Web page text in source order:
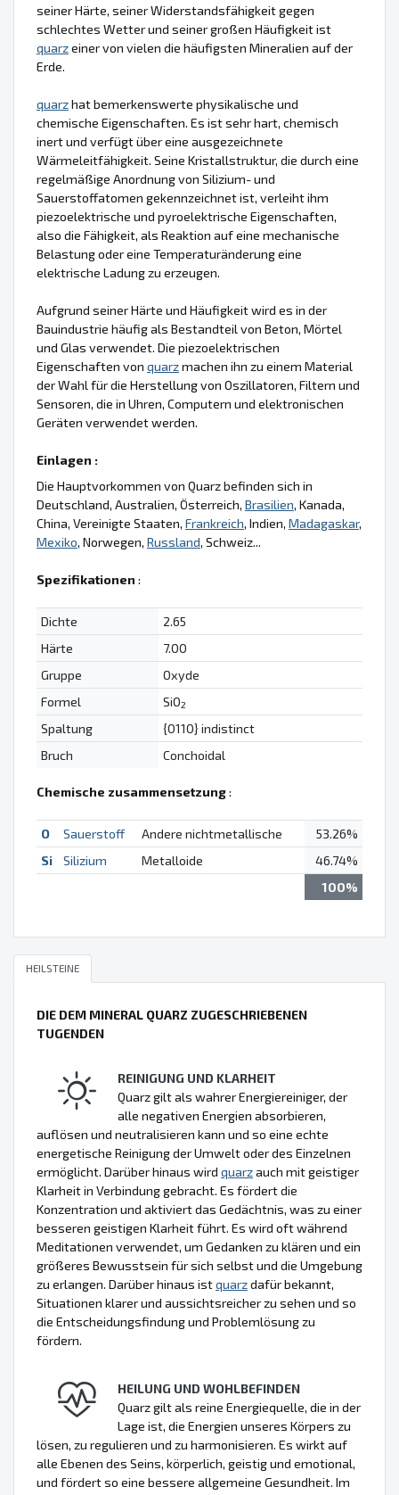
seiner Härte, seiner Widerstandsfähigkeit gegen
schlechtes Wetter und seiner großen Häufigkeit ist
quarzeiner von vielen die häufigsten Mineralien auf der
Erde.
quarzhat bemerkenswerte physikalische und
chemische Eigenschaften. Es ist sehr hart, chemisch
inert und verfügt über eine ausgezeichnete
Wärmeleitfähigkeit. Seine Kristallstruktur, die durch eine
regelmäßige Anordnung von Silizium- und
Sauerstoffatomen gekennzeichnet ist, verleiht ihm
piezoelektrische und pyroelektrische Eigenschaften,
also die Fähigkeit, als Reaktion auf eine mechanische
Belastung oder eine Temperaturänderung eine
elektrische Ladung zu erzeugen.
Aufgrund seiner Härte und Häufigkeit wird es in der
Bauindustrie häufig als Bestandteil von Beton, Mörtel
und Glas verwendet. Die piezoelektrischen
Eigenschaften von quarzmachen ihn zu einem Material
der Wahl für die Herstellung von Oszillatoren, Filtern und
Sensoren, die in Uhren, Computern und elektronischen
Geräten verwendet werden.
Einlagen :
Die Hauptvorkommen von Quarz befinden sich in
Deutschland, Australien, Österreich, Brasilien, Kanada,
China, Vereinigte Staaten, Frankreich, Indien, Madagaskar,
Mexiko, Norwegen, Russland, Schweiz...
Spezifikationen :
Dichte
2.65
Härte
7.00
Gruppe
Oxyde
Formel
SiO2
Spaltung
{0110} indistinct
Bruch
Conchoidal
Chemische zusammensetzung:
O Sauerstoff Andere nichtmetallische
53.26%
Si
Silizium Metalloide
46.74%
100%
HEILSTEINE
DIE DEM MINERAL QUARZ ZUGESCHRIEBENEN
TUGENDEN
REINIGUNG UND KLARHEIT
Quarz gilt als wahrer Energiereiniger, der
alle negativen Energien absorbieren,
auflösen und neutralisieren kann und so eine echte
energetische Reinigung der Umwelt oder des Einzelnen
ermöglicht. Darüber hinaus wird quarzauch mit geistiger
Klarheit in Verbindung gebracht. Es fördert die
Konzentration und aktiviert das Gedächtnis, was zu einer
besseren geistigen Klarheit führt. Es wird oft während
Meditationen verwendet, um Gedanken zu klären und ein
größeres Bewusstsein für sich selbst und die Umgebung
zu erlangen. Darüber hinaus istquarzdafür bekannt,
Situationen klarer und aussichtsreicher zu sehen und so
die Entscheidungsfindung und Problemlösung zu
fördern.
HEILUNG UND WOHLBEFINDEN
Quarz gilt als reine Energiequelle, die in der
Lage ist, die Energien unseres Körpers zu
lösen, zu regulieren und zu harmonisieren. Es wirkt auf
alle Ebenen des Seins, körperlich, geistig und emotional,
und fördert so eine bessere allgemeine Gesundheit. Im